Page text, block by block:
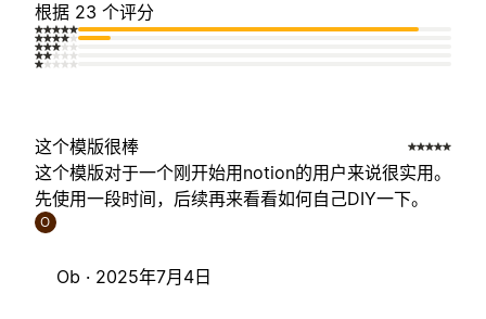
根据 23 个评分
这个模版很棒
这个模版对于一个刚开始用notion的用户来说很实用。
先使用一段时间，后续再来看看如何自己DIY一下。
O
Ob · 2025年7月4日